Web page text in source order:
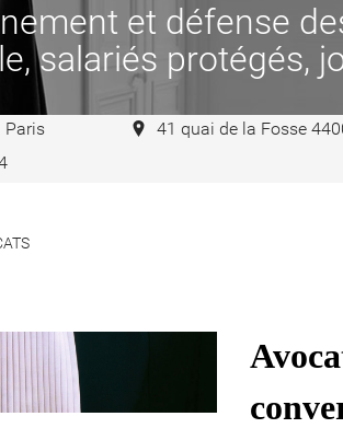
et défense
salariés protégés,
Paris 41 quai de la Fosse